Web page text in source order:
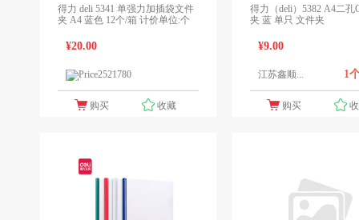
得力 deli 5341 单强力加插袋文件
夹 A4 蓝色 12个/箱 计价单位:个
¥20.00
购买 收藏
得力（deli）5382 A4二孔
夹 蓝 单只 文件夹
¥9.00
江苏鑫顺... 1
购买